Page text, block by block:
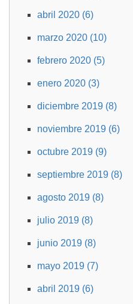
abril 2020 (6)
marzo 2020 (10)
febrero 2020 (5)
enero 2020 (3)
diciembre 2019 (8)
noviembre 2019 (6)
octubre 2019 (9)
septiembre 2019 (8)
agosto 2019 (8)
julio 2019 (8)
junio 2019 (8)
mayo 2019 (7)
abril 2019 (6)